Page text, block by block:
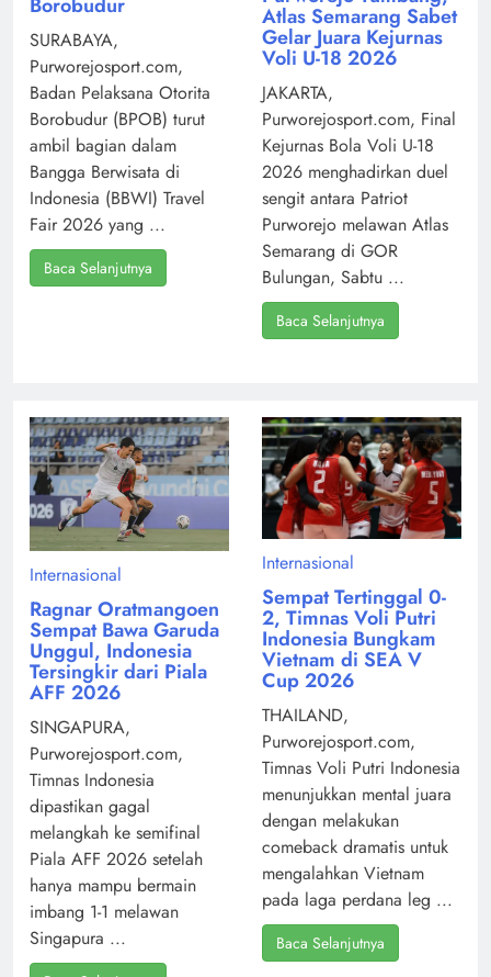
Borobudur
SURABAYA,
Purworejosport.com,
Badan Pelaksana Otorita
Borobudur (BPOB) turut
ambil bagian dalam
Bangga Berwisata di
Indonesia (BBWI) Travel
Fair 2026 yang ...
Baca Selanjutnya
Atlas Semarang Sabet
Gelar Juara Kejurnas
Voli U-18 2026
JAKARTA,
Purworejosport.com, Final
Kejurnas Bola Voli U-18
2026 menghadirkan duel
sengit antara Patriot
Purworejo melawan Atlas
Semarang di GOR
Bulungan, Sabtu ...
Baca Selanjutnya
Internasional
Ragnar Oratmangoen
Sempat Bawa Garuda
Unggul, Indonesia
Tersingkir dari Piala
AFF 2026
SINGAPURA,
Purworejosport.com,
Timnas Indonesia
dipastikan gagal
melangkah ke semifinal
Piala AFF 2026 setelah
hanya mampu bermain
imbang 1-1 melawan
Singapura ...
Internasional
Sempat Tertinggal 0-
2, Timnas Voli Putri
Indonesia Bungkam
Vietnam di SEA V
Cup 2026
THAILAND,
Purworejosport.com,
Timnas Voli Putri Indonesia
menunjukkan mental juara
dengan melakukan
comeback dramatis untuk
mengalahkan Vietnam
pada laga perdana leg ...
Baca Selanjutnya